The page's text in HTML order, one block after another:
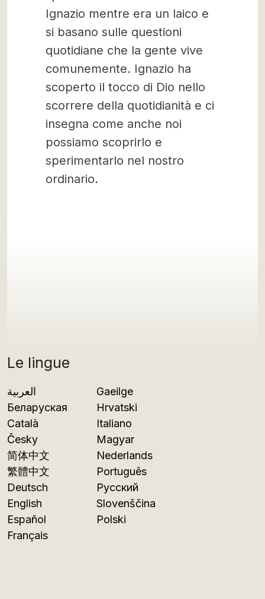
Le lingue
العربية
Беларуская
Català
Česky
简体中文
繁體中文
Deutsch
English
Español
Français
Gaeilge
Hrvatski
Italiano
Magyar
Nederlands
Português
Русский
Slovenščina
Polski
Ignazio mentre era un laico e
si basano sulle questioni
quotidiane che la gente vive
comunemente. Ignazio ha
scoperto il tocco di Dio nello
scorrere della quotidianità e ci
insegna come anche noi
possiamo scoprirlo e
sperimentarlo nel nostro
ordinario.